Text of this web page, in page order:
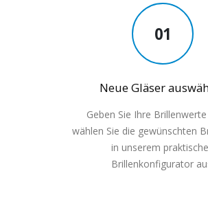
01
Neue Gläser
Geben Sie Ihre
wählen Sie die gewünschten
in unserem
Brillenkonfigurator